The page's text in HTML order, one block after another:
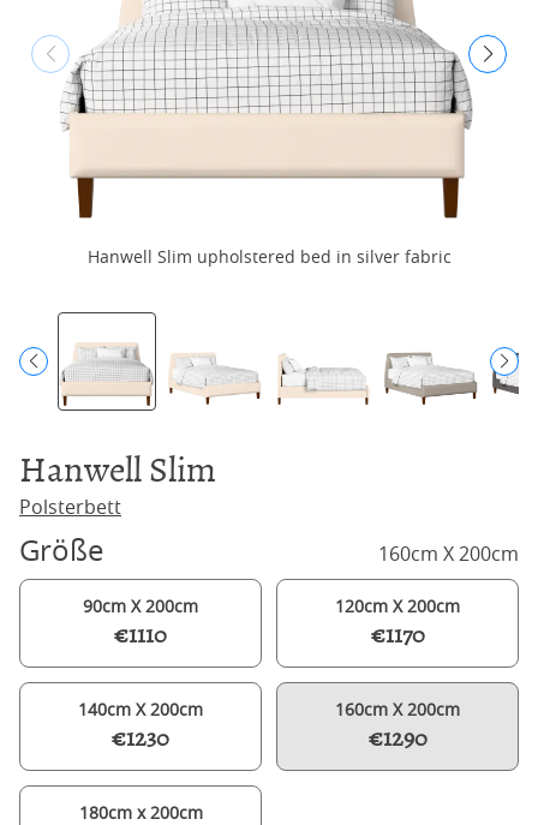
Hanwell Slim upholstered bed in silver fabric
Hanwell Slim
Polsterbett
Größe 160cm X 200cm
90cm X 200cm
€1110
120cm X 200cm
€1170
140cm X 200cm
€1230
160cm X 200cm
€1290
180cm x 200cm